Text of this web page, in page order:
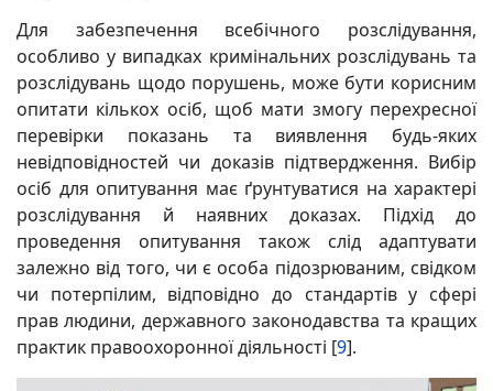
Для забезпечення всебічного розслідування,
особливо у випадках кримінальних розслідувань та
розслідувань щодо порушень, може бути корисним
опитати кількох осіб, щоб мати змогу перехресної
перевірки показань та виявлення будь-яких
невідповідностей чи доказів підтвердження. Вибір
осіб для опитування має ґрунтуватися на характері
розслідування й наявних доказах. Підхід до
проведення опитування також слід адаптувати
залежно від того, чи є особа підозрюваним, свідком
чи потерпілим, відповідно до стандартів у сфері
прав людини, державного законодавства та кращих
практик правоохоронної діяльності [9].